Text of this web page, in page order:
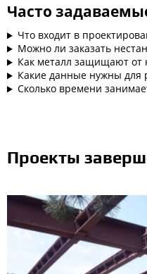
Часто
Что входит в
Можно ли заказать
Как металл защищают от
Какие данные нужны для
Сколько времени
Проекты